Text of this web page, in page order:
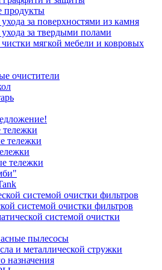
продукты
за поверхностями из камня
за твердыми полами
чистки мягкой мебели и ковровых
очистители
тележки
тележки
системой очистки фильтров
системой очистки фильтров
системой очистки
пылесосы
и металлической стружки
назначения